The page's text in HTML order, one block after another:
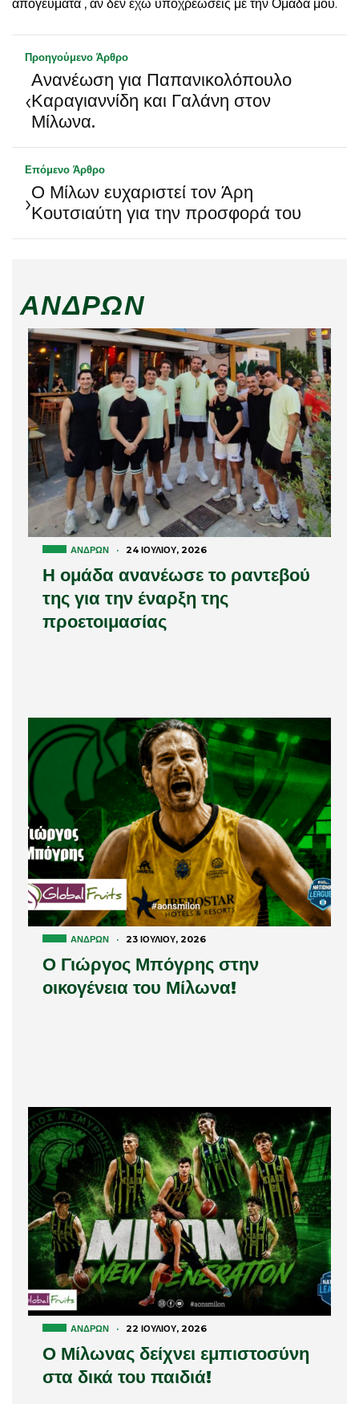
απογεύματα , αν δεν έχω υποχρεώσεις με την Ομάδα μου.
Προηγούμενο Άρθρο
‹
Ανανέωση για Παπανικολόπουλο
Καραγιαννίδη και Γαλάνη στον
Μίλωνα.
Επόμενο Άρθρο
›Ο Μίλων ευχαριστεί τον Άρη
Κουτσιαύτη για την προσφορά του
ΑΝΔΡΏΝ
ΑΝΔΡΏΝ · 24 ΙΟΥΛΊΟΥ, 2026
Η ομάδα ανανέωσε το ραντεβού
της για την έναρξη της
προετοιμασίας
ΑΝΔΡΏΝ · 23 ΙΟΥΛΊΟΥ, 2026
Ο Γιώργος Μπόγρης στην
οικογένεια του Μίλωνα!
ΑΝΔΡΏΝ · 22 ΙΟΥΛΊΟΥ, 2026
Ο Μίλωνας δείχνει εμπιστοσύνη
στα δικά του παιδιά!